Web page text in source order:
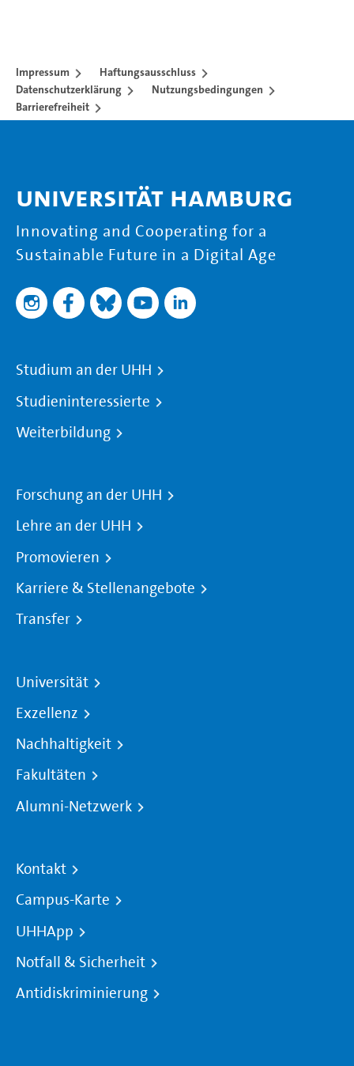
Impressum
Haftungsausschluss
Datenschutzerklärung
Nutzungsbedingungen
Barrierefreiheit
Universität Hamburg
Innovating and Cooperating for a
Sustainable Future in a Digital Age
Studium an der UHH
Studieninteressierte
Weiterbildung
Forschung an der UHH
Lehre an der UHH
Promovieren
Karriere & Stellenangebote
Transfer
Universität
Exzellenz
Nachhaltigkeit
Fakultäten
Alumni-Netzwerk
Kontakt
Campus-Karte
UHHApp
Notfall & Sicherheit
Antidiskriminierung